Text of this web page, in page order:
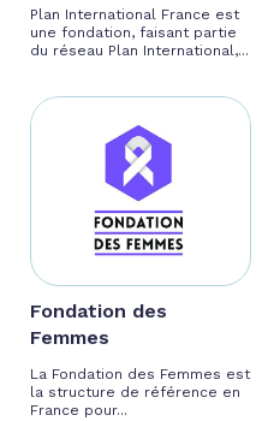
Plan International France est
une fondation, faisant partie
du réseau Plan International,...
Fondation des
Femmes
La Fondation des Femmes est
la structure de référence en
France pour...